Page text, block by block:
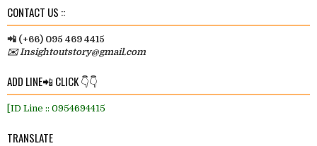
CONTACT US ::
📲 (+66) 095 469 4415
✉️ Insightoutstory@gmail.com
ADD LINE📲 CLICK 👇👇
[ID Line :: 0954694415
TRANSLATE